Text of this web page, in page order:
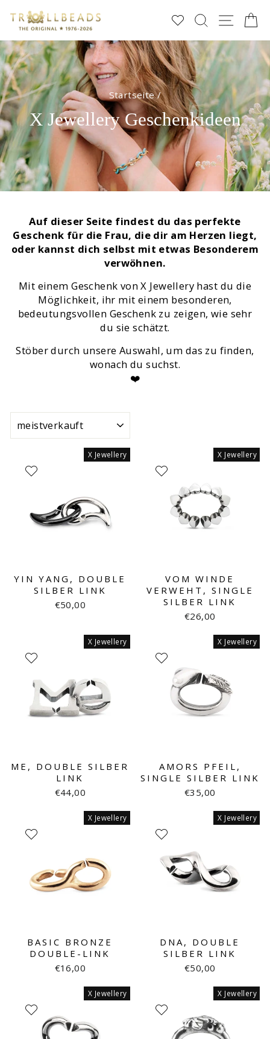
zum
Inhalt
SUCHE
Startseite /
X Jewellery Geschenkideen
Auf dieser Seite findest du das perfekte
Geschenk für die Frau, die dir am Herzen liegt,
oder kannst dich selbst mit etwas Besonderem
verwöhnen.
Mit einem Geschenk von X Jewellery hast du die
Möglichkeit, ihr mit einem besonderen,
bedeutungsvollen Geschenk zu zeigen, wie sehr
du sie schätzt.
Stöber durch unsere Auswahl, um das zu finden,
wonach du suchst.
❤️
X Jewellery
YIN YANG, DOUBLE
SILBER LINK
€50,00
X Jewellery
VOM WINDE
VERWEHT, SINGLE
SILBER LINK
€26,00
X Jewellery
ME, DOUBLE SILBER
LINK
€44,00
X Jewellery
AMORS PFEIL,
SINGLE SILBER LINK
€35,00
X Jewellery
BASIC BRONZE
DOUBLE-LINK
€16,00
X Jewellery
DNA, DOUBLE
SILBER LINK
€50,00
X Jewellery X Jewellery